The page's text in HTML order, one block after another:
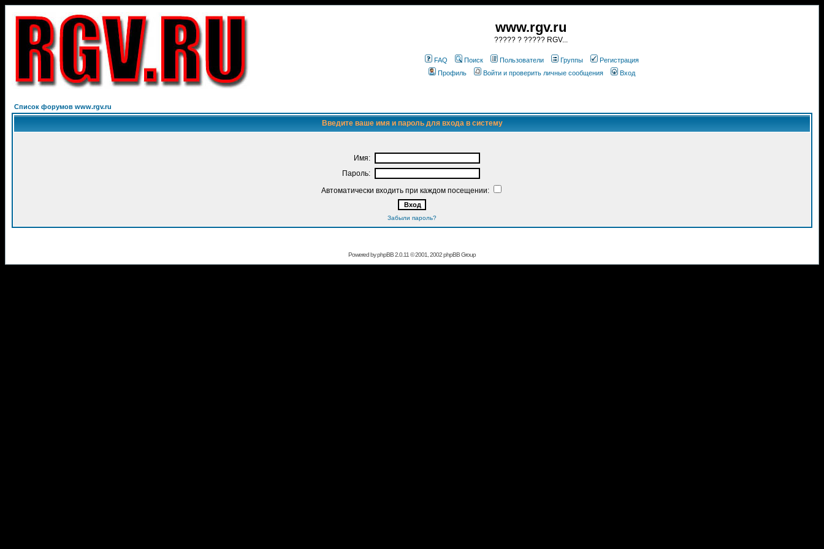
www.rgv.ru
????? ? ????? RGV...
FAQ Поиск Пользователи Группы
Регистрация
Профиль
Войти и проверить личные сообщения Вход
Список форумов www.rgv.ru
Введите ваше имя и пароль для входа в систему
Имя:
Пароль:
Автоматически входить при каждом посещении:
Забыли пароль?
Powered byphpBB2.0.11 © 2001, 2002 phpBB Group